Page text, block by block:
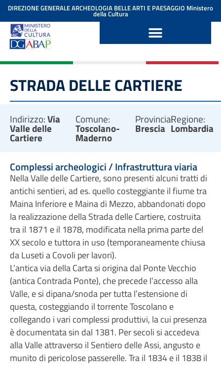
contenuto
DIREZIONE GENERALE ARCHEOLOGIA BELLE ARTI E PAESAGGIO Ministero
della Cultura
STRADA DELLE CARTIERE
Indirizzo:Via
Valle delle
Cartiere
Comune:
Toscolano-
Maderno
Provincia:
Brescia
Regione:
Lombardia
Complessi archeologici / Infrastruttura viaria
Nella Valle delle Cartiere, sono presenti alcuni tratti di
antichi sentieri, ad es. quello costeggiante il fiume tra
Maina Inferiore e Maina di Mezzo, abbandonati dopo
la realizzazione della Strada delle Cartiere, costruita
tra il 1871 e il 1878, modificata nella prima parte del
XX secolo e tuttora in uso (temporaneamente chiusa
da Luseti a Covoli per lavori).
L’antica via della Carta si origina dal Ponte Vecchio
(antica Contrada Ponte), che precede l’accesso alla
Valle, e si dipana/snoda per tutta l’estensione di
questa, costeggiando il torrente Toscolano e
collegando i vari complessi produttivi, la cui presenza
è documentata sin dal 1381. Per secoli si accedeva
alla Valle attraverso il Sentiero delle Assi, angusto e
munito di pericolose passerelle. Tra il 1834 e il 1838 il